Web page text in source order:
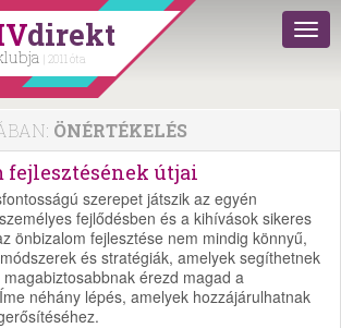
direkt
| 2011 óta
ÖNÉRTÉKELÉS
fejlesztésének útjai
szerepet játszik az egyén
fejlődésben és a kihívások sikeres
önbizalom fejlesztése nem mindig könnyű,
és stratégiák, amelyek segíthetnek
érezd magad a
néhány lépés, amelyek hozzájárulhatnak